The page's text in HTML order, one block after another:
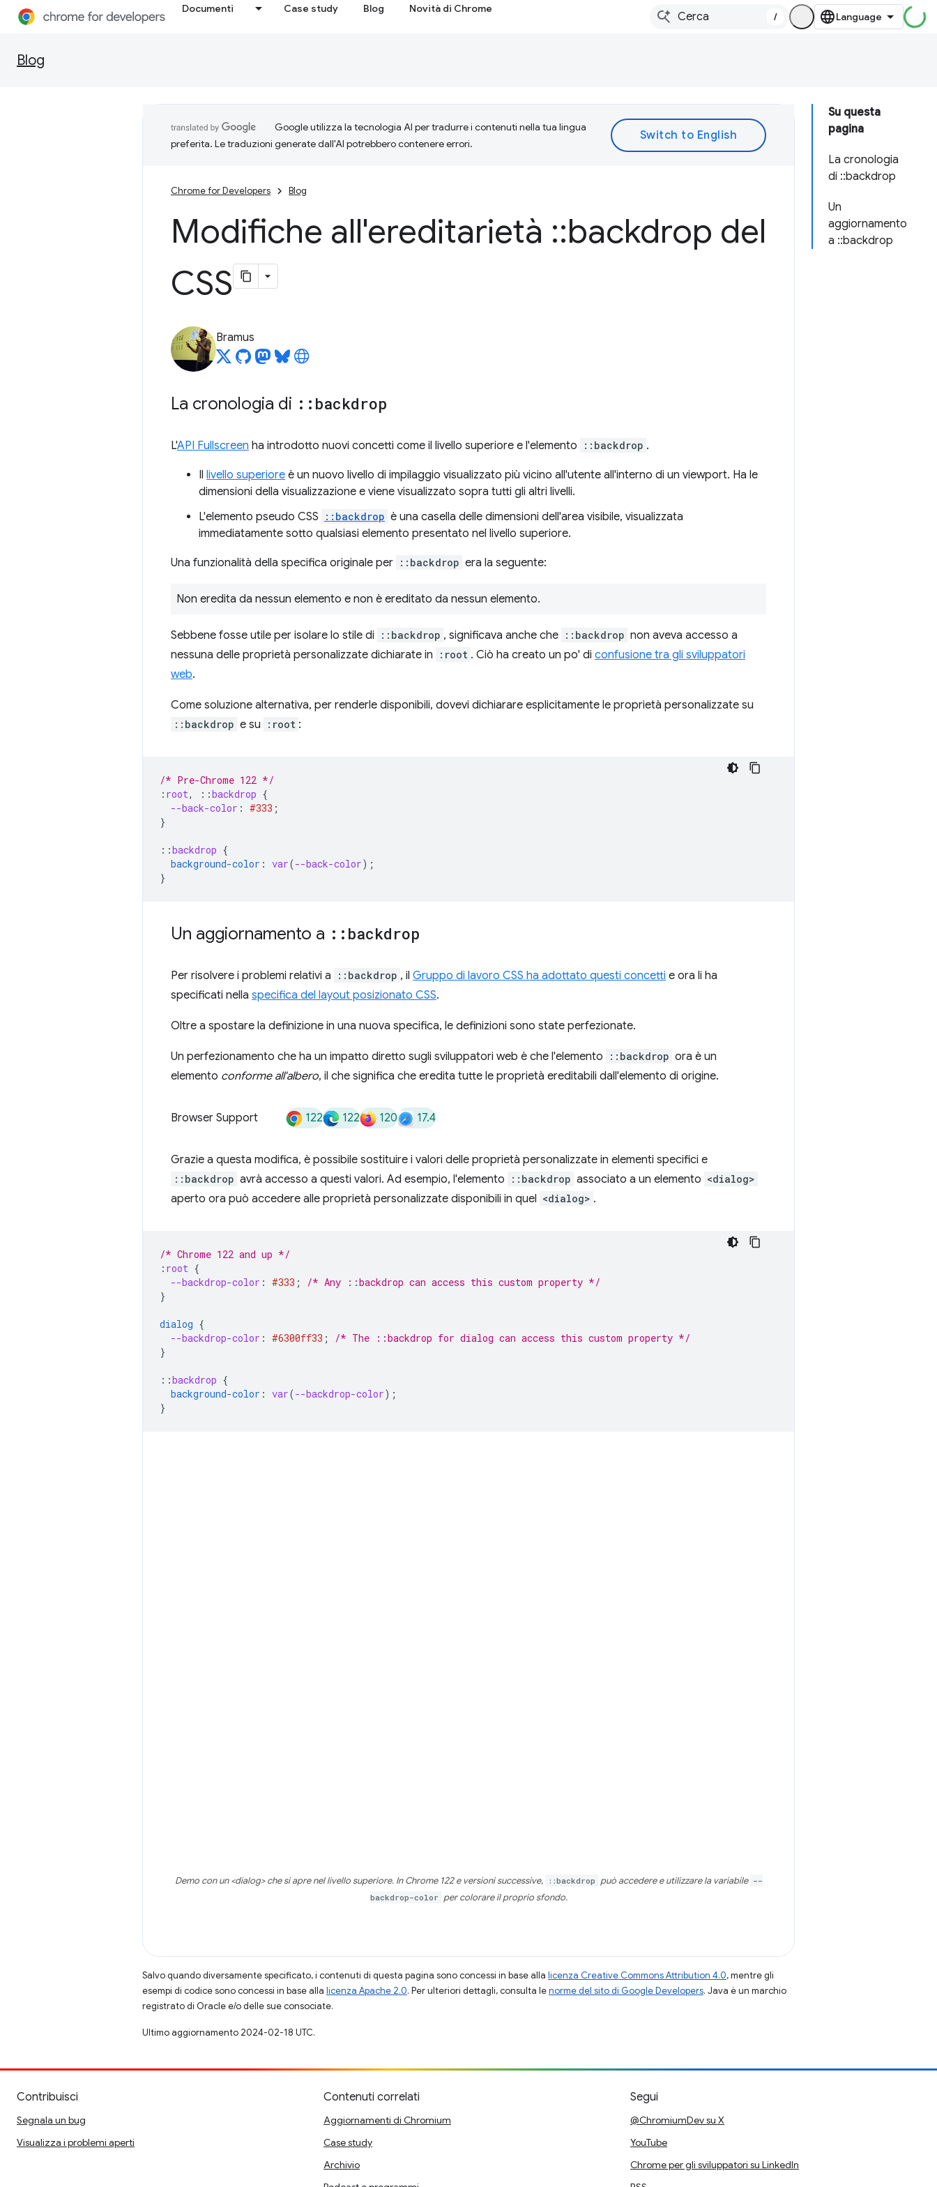
Documenti Case study Blog Novità di Chrome
/
Blog
Su questa
pagina
La cronologia
di ::backdrop
Un
aggiornamento
a ::backdrop
Google utilizza la tecnologia AI per tradurre i contenuti nella tua lingua
preferita. Le traduzioni generate dall'AI potrebbero contenere errori.
Chrome for Developers Blog
Modifiche all'ereditarietà ::backdrop del
CSS
Bramus
La cronologia di :: backdrop
L'API Fullscreen ha introdotto nuovi concetti come il livello superiore e l'elemento ::backdrop .
Il livello superiore è un nuovo livello di impilaggio visualizzato più vicino all'utente all'interno di un viewport. Ha le
dimensioni della visualizzazione e viene visualizzato sopra tutti gli altri livelli.
L'elemento pseudo CSS
::backdrop è una casella delle dimensioni dell'area visibile, visualizzata
immediatamente sotto qualsiasi elemento presentato nel livello superiore.
Una funzionalità della specifica originale per ::backdrop era la seguente:
Non eredita da nessun elemento e non è ereditato da nessun elemento.
Sebbene fosse utile per isolare lo stile di ::backdrop , significava anche che ::backdrop non aveva accesso a
nessuna delle proprietà personalizzate dichiarate in
:root . Ciò ha creato un po' di confusione tra gli sviluppatori
web.
Come soluzione alternativa, per renderle disponibili, dovevi dichiarare esplicitamente le proprietà personalizzate su
::backdrop e su :root :
/* Pre-Chrome 122 */
: root, ::backdrop {
--back-color : #333 ;
}
::backdrop {
background-color : var(--back-color);
}
Un aggiornamento a :: backdrop
Per risolvere i problemi relativi a ::backdrop , il Gruppo di lavoro CSS ha adottato questi concetti e ora li ha
specificati nella specifica del layout posizionato CSS.
Oltre a spostare la definizione in una nuova specifica, le definizioni sono state perfezionate.
Un perfezionamento che ha un impatto diretto sugli sviluppatori web è che l'elemento ::backdrop ora è un
elemento conforme all'albero, il che significa che eredita tutte le proprietà ereditabili dall'elemento di origine.
Browser Support 122 122 120 17.4
Grazie a questa modifica, è possibile sostituire i valori delle proprietà personalizzate in elementi specifici e
::backdrop avrà accesso a questi valori. Ad esempio, l'elemento ::backdrop associato a un elemento <dialog>
aperto ora può accedere alle proprietà personalizzate disponibili in quel <dialog> .
/* Chrome 122 and up */
: root {
--backdrop-color : #333 ;
/* Any ::backdrop can access this custom property */
}
dialog {
--backdrop-color : #6300ff33 ;
/* The ::backdrop for dialog can access this custom property */
}
::backdrop {
background-color : var(--backdrop-color);
}
Demo con un <dialog> che si apre nel livello superiore. In Chrome 122 e versioni successive, ::backdrop può accedere e utilizzare la variabile --
backdrop-color per colorare il proprio sfondo.
Salvo quando diversamente specificato, i contenuti di questa pagina sono concessi in base alla licenza Creative Commons Attribution 4.0, mentre gli
esempi di codice sono concessi in base alla licenza Apache 2.0. Per ulteriori dettagli, consulta lenorme del sito di Google Developers. Java è un marchio
registrato di Oracle e/o delle sue consociate.
Ultimo aggiornamento 2024-02-18 UTC.
Contribuisci
Segnala un bug
Visualizza i problemi aperti
Contenuti correlati
Aggiornamenti di Chromium
Case study
Archivio
Segui
@ChromiumDev su X
YouTube
Chrome per gli sviluppatori su LinkedIn